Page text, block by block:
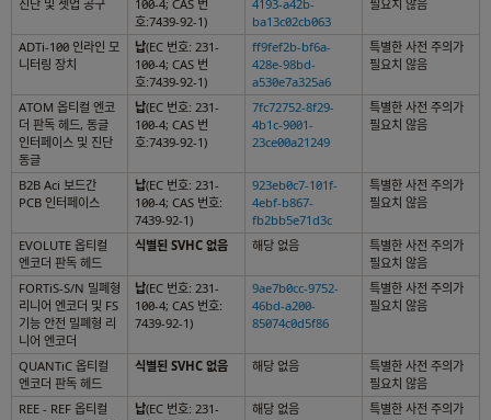
진단 및 셋업 공구
100-4; CAS 번
호:7439-92-1)
4193-a42b-
ba13c02cb063
필요치 않음
ADTi-100 인라인 모
니터링 장치
납(EC 번호: 231-
100-4; CAS 번
호:7439-92-1)
ff9fef2b-bf6a-
428e-98bd-
a530e7a325a6
특별한 사전 주의가
필요치 않음
ATOM 옵티컬 엔코
더 판독 헤드, 동글
인터페이스 및 진단
동글
납(EC 번호: 231-
100-4; CAS 번
호:7439-92-1)
7fc72752-8f29-
4b1c-9001-
23ce00a21249
특별한 사전 주의가
필요치 않음
B2B Aci 보드간
PCB 인터페이스
납(EC 번호: 231-
100-4; CAS 번호:
7439-92-1)
923eb0c7-101f-
4ebf-b867-
fb2bb5e71d3c
특별한 사전 주의가
필요치 않음
EVOLUTE 옵티컬
엔코더 판독 헤드
식별된 SVHC 없음 해당 없음
특별한 사전 주의가
필요치 않음
FORTiS-S/N 밀폐형
리니어 엔코더 및 FS
기능 안전 밀폐형 리
니어 엔코더
납(EC 번호: 231-
100-4; CAS 번호:
7439-92-1)
9ae7b0cc-9752-
46bd-a200-
85074c0d5f86
특별한 사전 주의가
필요치 않음
QUANTiC 옵티컬
엔코더 판독 헤드
식별된 SVHC 없음 해당 없음
특별한 사전 주의가
필요치 않음
REE - REF 옵티컬
납(EC 번호: 231-
해당 없음
특별한 사전 주의가